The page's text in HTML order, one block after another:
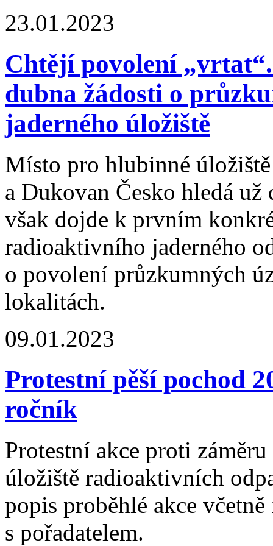
23.01.2023
Chtějí povolení
dubna žádosti o
jaderného úložiště
Místo pro hlubinné
a Dukovan Česko hledá už
však dojde k prvním
radioaktivního jaderného
o povolení průzkumných
lokalitách.
09.01.2023
Protestní pěší pochod
ročník
Protestní akce proti
úložiště radioaktivních
popis proběhlé akce
s pořadatelem.